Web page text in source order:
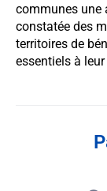
communes une
constatée des
territoires de
essentiels à